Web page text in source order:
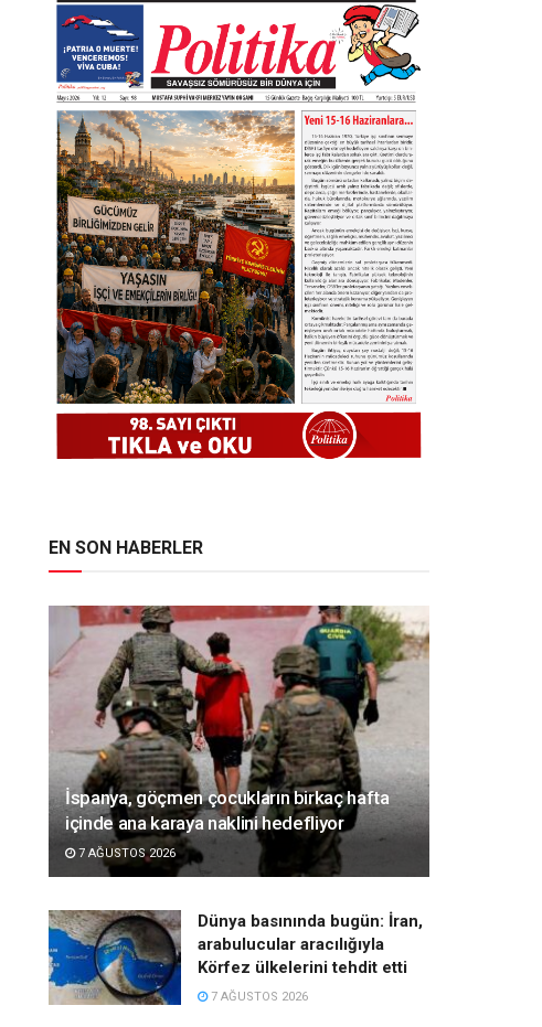
EN SON HABERLER
İspanya, göçmen çocukların birkaç hafta
içinde ana karaya naklini hedefliyor
7 AĞUSTOS 2026
Dünya basınında bugün: İran,
arabulucular aracılığıyla
Körfez ülkelerini tehdit etti
7 AĞUSTOS 2026